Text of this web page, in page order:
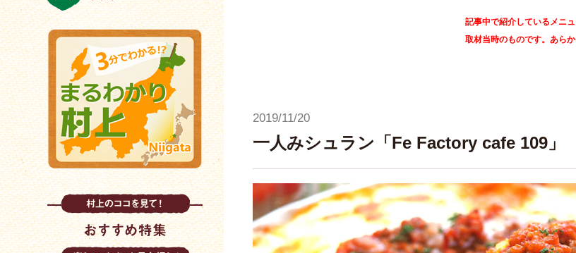
記事中で紹介しているメニ
取材当時のものです。あらか
2019/11/20
一人みシュラン「Fe Factory cafe 109」